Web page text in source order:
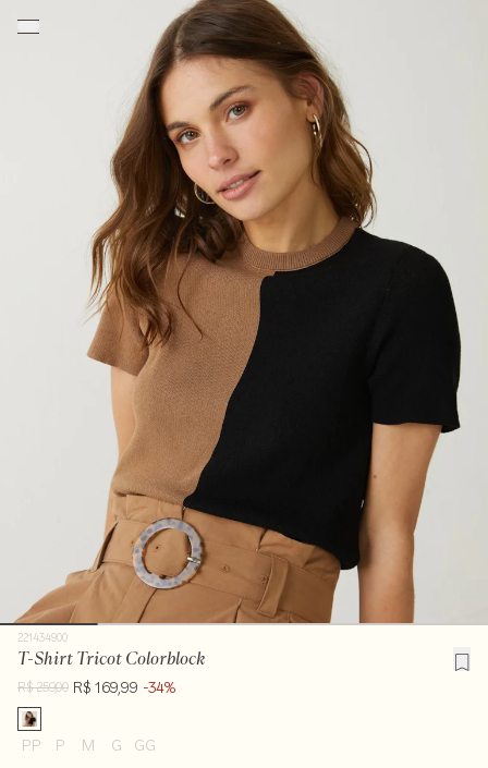
221434900
T-Shirt Tricot Colorblock
R$ 259,00 R$ 169,99 -34%
PP P M G GG